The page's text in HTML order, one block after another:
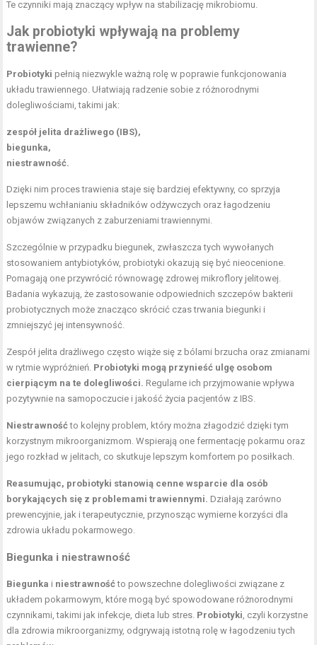
Te czynniki mają znaczący wpływ na stabilizację mikrobiomu.
Jak probiotyki wpływają na problemy
trawienne?
Probiotyki pełnią niezwykle ważną rolę w poprawie funkcjonowania
układu trawiennego. Ułatwiają radzenie sobie z różnorodnymi
dolegliwościami, takimi jak:
zespół jelita drażliwego (IBS),
biegunka,
niestrawność.
Dzięki nim proces trawienia staje się bardziej efektywny, co sprzyja
lepszemu wchłanianiu składników odżywczych oraz łagodzeniu
objawów związanych z zaburzeniami trawiennymi.
Szczególnie w przypadku biegunek, zwłaszcza tych wywołanych
stosowaniem antybiotyków, probiotyki okazują się być nieocenione.
Pomagają one przywrócić równowagę zdrowej mikroflory jelitowej.
Badania wykazują, że zastosowanie odpowiednich szczepów bakterii
probiotycznych może znacząco skrócić czas trwania biegunki i
zmniejszyć jej intensywność.
Zespół jelita drażliwego często wiąże się z bólami brzucha oraz zmianami
w rytmie wypróżnień. Probiotyki mogą przynieść ulgę osobom
cierpiącym na te dolegliwości. Regularne ich przyjmowanie wpływa
pozytywnie na samopoczucie i jakość życia pacjentów z IBS.
Niestrawnośćto kolejny problem, który można złagodzić dzięki tym
korzystnym mikroorganizmom. Wspierają one fermentację pokarmu oraz
jego rozkład w jelitach, co skutkuje lepszym komfortem po posiłkach.
Reasumując, probiotyki stanowią cenne wsparcie dla osób
borykających się z problemami trawiennymi. Działają zarówno
prewencyjnie, jak i terapeutycznie, przynosząc wymierne korzyści dla
zdrowia układu pokarmowego.
Biegunka i niestrawność
Biegunka i niestrawnośćto powszechne dolegliwości związane z
układem pokarmowym, które mogą być spowodowane różnorodnymi
czynnikami, takimi jak infekcje, dieta lub stres. Probiotyki , czyli korzystne
dla zdrowia mikroorganizmy, odgrywają istotną rolę w łagodzeniu tych